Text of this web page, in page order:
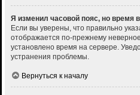
Я изменил часовой пояс, но время
Если вы уверены, что правильно
отображается по-прежнему
установлено время на сервере.
устранения проблемы.
Вернуться к началу